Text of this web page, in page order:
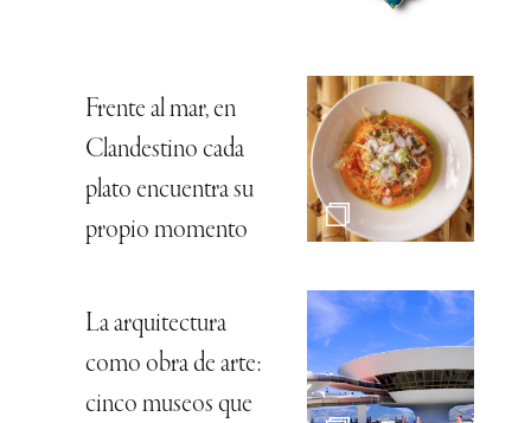
Frente al mar, en
Clandestino cada
plato encuentra su
propio momento
La arquitectura
como obra de arte:
cinco museos que